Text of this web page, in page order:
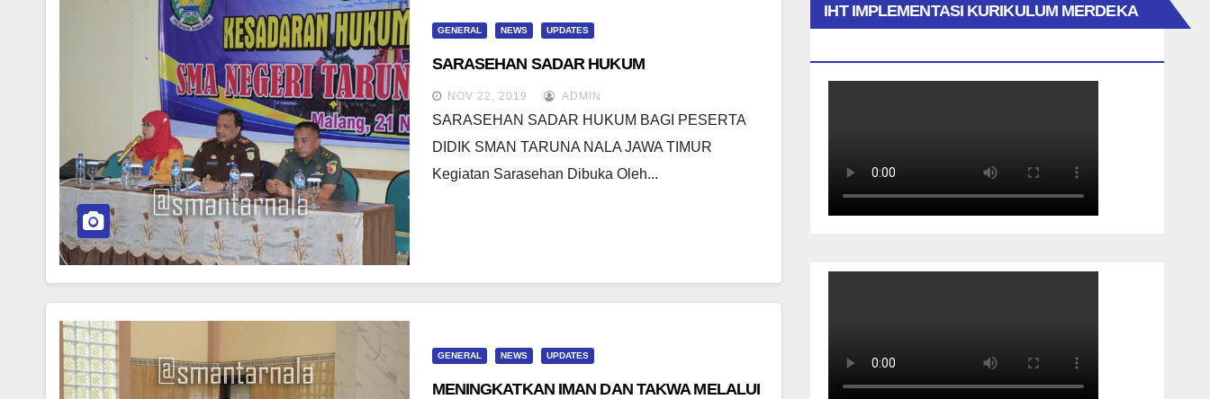
GENERAL NEWS UPDATES
SARASEHAN SADAR HUKUM
NOV 22, 2019 ADMIN
SARASEHAN SADAR HUKUM BAGI PESERTA
DIDIK SMAN TARUNA NALA JAWA TIMUR
Kegiatan Sarasehan Dibuka Oleh...
GENERAL NEWS UPDATES
MENINGKATKAN IMAN DAN TAKWA MELALUI
IHT IMPLEMENTASI KURIKULUM MERDEKA